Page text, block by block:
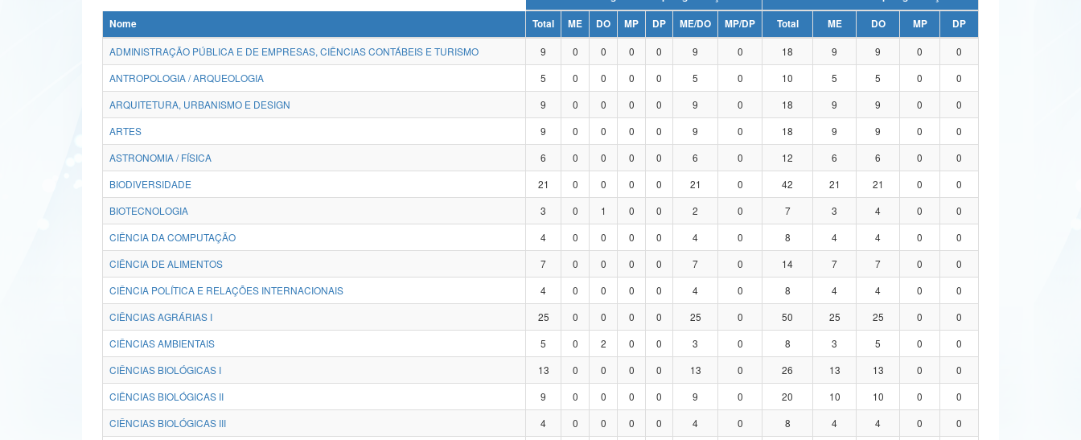
Nome
Total ME DO MP DP ME/DO MP/DP Total ME DO MP
DP
ADMINISTRAÇÃO PÚBLICA E DE EMPRESAS, CIÊNCIAS CONTÁBEIS E TURISMO
9 0 0 0 0 9 0 18 9 9 0
0
ANTROPOLOGIA / ARQUEOLOGIA
5 0 0 0 0 5 0 10 5 5 0
0
ARQUITETURA, URBANISMO E DESIGN
9 0 0 0 0 9 0 18 9 9 0
0
ARTES
9 0 0 0 0 9 0 18 9 9 0
0
ASTRONOMIA / FÍSICA
6 0 0 0 0 6 0 12 6 6 0
0
BIODIVERSIDADE
21 0 0 0 0 21 0 42 21 21 0
0
BIOTECNOLOGIA
3 0 1 0 0 2 0 7 3 4 0
0
CIÊNCIA DA COMPUTAÇÃO
4 0 0 0 0 4 0 8 4 4 0
0
CIÊNCIA DE ALIMENTOS
7 0 0 0 0 7 0 14 7 7 0
0
CIÊNCIA POLÍTICA E RELAÇÕES INTERNACIONAIS
4 0 0 0 0 4 0 8 4 4 0
0
CIÊNCIAS AGRÁRIAS I
25 0 0 0 0 25 0 50 25 25 0
0
CIÊNCIAS AMBIENTAIS
5 0 2 0 0 3 0 8 3 5 0
0
CIÊNCIAS BIOLÓGICAS I
13 0 0 0 0 13 0 26 13 13 0
0
CIÊNCIAS BIOLÓGICAS II
9 0 0 0 0 9 0 20 10 10 0
0
CIÊNCIAS BIOLÓGICAS III
4 0 0 0 0 4 0 8 4 4 0
0